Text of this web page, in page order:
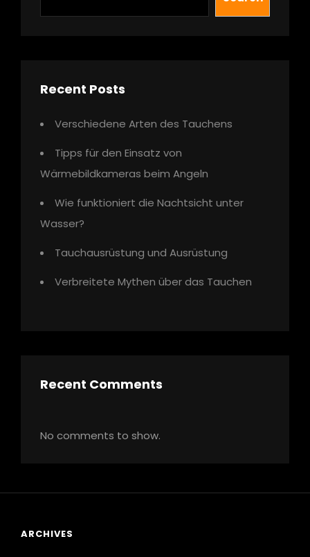
Recent Posts
Verschiedene Arten des Tauchens
Tipps für den Einsatz von
Wärmebildkameras beim Angeln
Wie funktioniert die Nachtsicht unter
Wasser?
Tauchausrüstung und Ausrüstung
Verbreitete Mythen über das Tauchen
Recent Comments
No comments to show.
ARCHIVES